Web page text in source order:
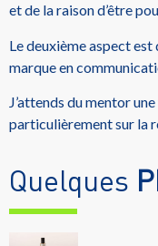
et de la raison d’être
Le deuxième aspect
marque en
J’attends du mentor
particulièrement sur la
Quelques